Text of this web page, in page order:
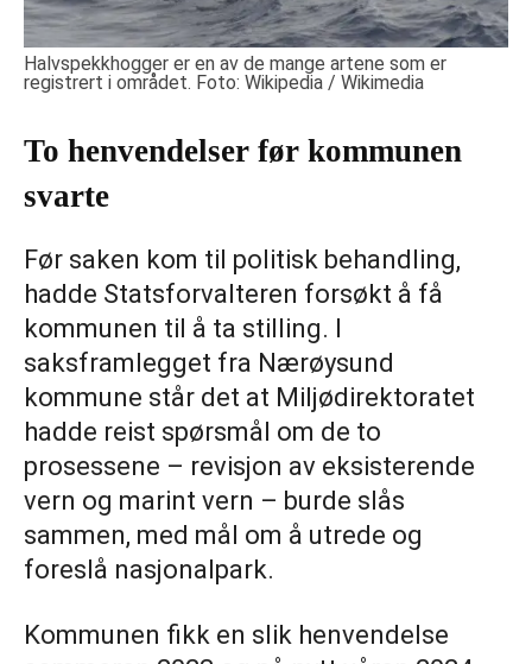
Halvspekkhogger er en av de mange artene som er
registrert i området. Foto: Wikipedia / Wikimedia
To henvendelser før kommunen
svarte
Før saken kom til politisk behandling,
hadde Statsforvalteren forsøkt å få
kommunen til å ta stilling. I
saksframlegget fra Nærøysund
kommune står det at Miljødirektoratet
hadde reist spørsmål om de to
prosessene – revisjon av eksisterende
vern og marint vern – burde slås
sammen, med mål om å utrede og
foreslå nasjonalpark.
Kommunen fikk en slik henvendelse